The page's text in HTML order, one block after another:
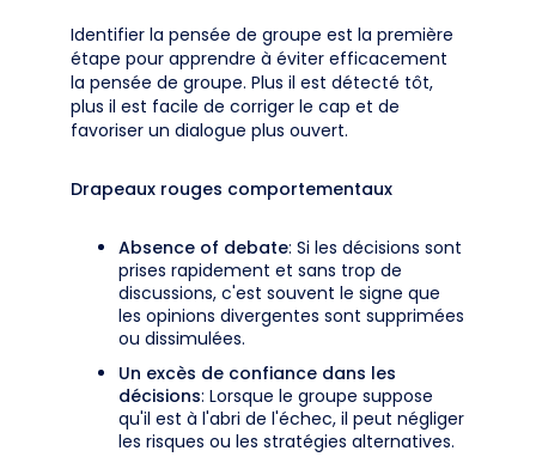
Identifier la pensée de groupe est la première
étape pour apprendre à éviter efficacement
la pensée de groupe. Plus il est détecté tôt,
plus il est facile de corriger le cap et de
favoriser un dialogue plus ouvert.
Drapeaux rouges comportementaux
Absence of debate: Si les décisions sont
prises rapidement et sans trop de
discussions, c'est souvent le signe que
les opinions divergentes sont supprimées
ou dissimulées.
Un excès de confiance dans les
décisions: Lorsque le groupe suppose
qu'il est à l'abri de l'échec, il peut négliger
les risques ou les stratégies alternatives.